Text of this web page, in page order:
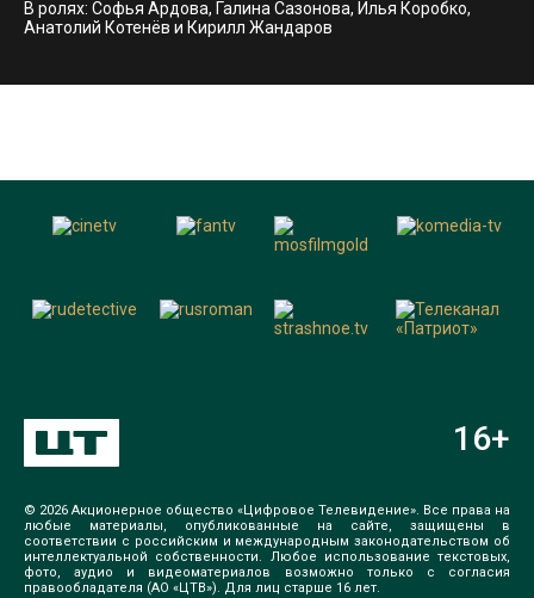
В ролях: Софья Ардова, Галина Сазонова, Илья Коробко,
Анатолий Котенёв и Кирилл Жандаров
© 2026 Акционерное общество «Цифровое Телевидение». Все права на
любые материалы, опубликованные на сайте, защищены в
соответствии с российским и международным законодательством об
интеллектуальной собственности. Любое использование текстовых,
фото, аудио и видеоматериалов возможно только с согласия
правообладателя (АО «ЦТВ»). Для лиц старше 16 лет.
16+